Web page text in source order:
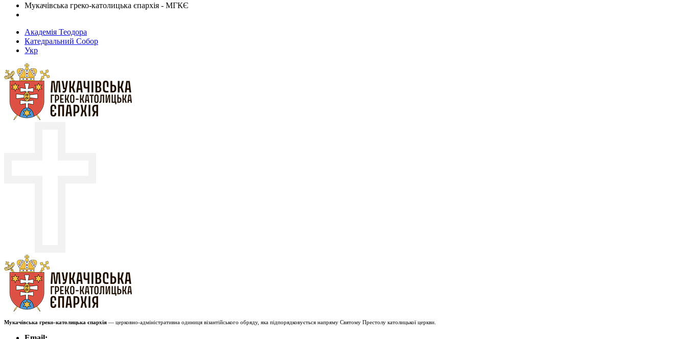
Мукачівська греко-католицька єпархія - МГКЄ
Академія Теодора
Катедральний Собор
Укр
Мукачівська греко-католицька єпархія — церковно-адміністративна одиниця візантійського обряду, яка підпорядковується напряму Святому Престолу католицької церкви.